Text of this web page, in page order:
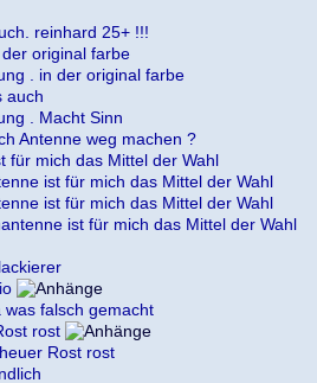
reinhard 25+ !!!
original farbe
. in der original farbe
auch
. Macht Sinn
Antenne weg machen ?
für mich das Mittel der Wahl
ist für mich das Mittel der Wahl
ist für mich das Mittel der Wahl
ist für mich das Mittel der Wahl
falsch gemacht
rost
Rost rost